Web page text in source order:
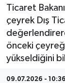
Ticaret
çeyrek Dış
önceki
yükseldiğini
09.07.2026 - 10:36
Si̇yaset
Spor
Haber